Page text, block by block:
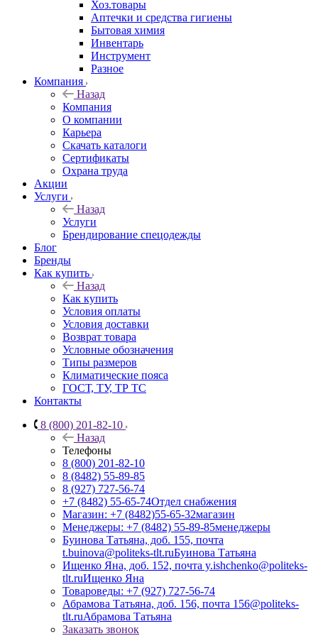
Хоз.товары
Аптечки и средства гигиены
Бытовая химия
Инвентарь
Инструмент
Разное
Компания
Назад
Компания
О компании
Карьера
Cкачать каталоги
Сертификаты
Охрана труда
Акции
Услуги
Назад
Услуги
Брендирование спецодежды
Блог
Бренды
Как купить
Назад
Как купить
Условия оплаты
Условия доставки
Возврат товара
Условные обозначения
Типы размеров
Климатические пояса
ГОСТ, ТУ, ТР ТС
Контакты
8 (800) 201-82-10
Назад
Телефоны
8 (800) 201-82-10
8 (8482) 55-89-85
8 (927) 727-56-74
+7 (8482) 55-65-74Отдел снабжения
Магазин: +7 (8482)55-65-32магазин
Менеджеры: +7 (8482) 55-89-85менеджеры
Буинова Татьяна, доб. 155, почта
t.buinova@politeks-tlt.ruБуинова Татьяна
Ищенко Яна, доб. 152, почта y.ishchenko@politeks-
tlt.ruИщенко Яна
Товароведы: +7 (927) 727-56-74
Абрамова Татьяна, доб. 156, почта 156@politeks-
tlt.ruАбрамова Татьяна
Заказать звонок